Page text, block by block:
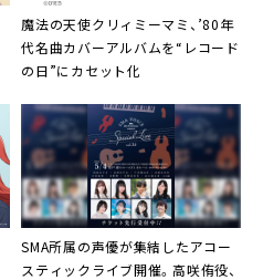
魔法の天使クリィミーマミ、’80年
代名曲カバーアルバムを“レコード
の日”にカセット化
SMA所属の声優が集結したアコー
スティックライブ開催。高咲侑役、